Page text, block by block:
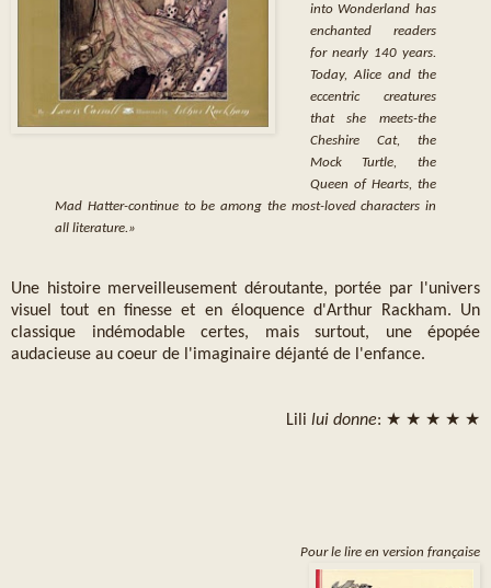
into Wonderland has
enchanted readers
for nearly 140 years.
Today, Alice and the
eccentric creatures
that she meets-the
Cheshire Cat, the
Mock Turtle, the
Queen of Hearts, the
Mad Hatter-continue to be among the most-loved characters in
all literature.»
Une histoire merveilleusement déroutante, portée par l'univers
visuel tout en finesse et en éloquence d'Arthur Rackham. Un
classique indémodable certes, mais surtout, une épopée
audacieuse au coeur de l'imaginaire déjanté de l'enfance.
Lili lui donne: ★ ★ ★ ★ ★
Pour le lire en version française